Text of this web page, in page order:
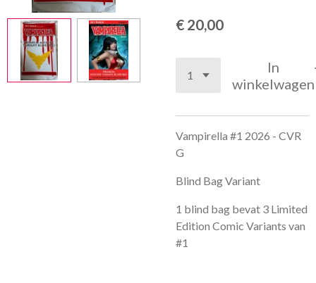
€ 20,00
In
winkelwagen
Vampirella #1 2026 - CVR
G
Blind Bag Variant
1 blind bag bevat 3 Limited
Edition Comic Variants van
#1